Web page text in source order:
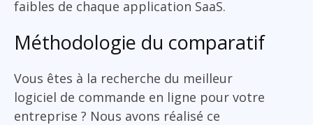
faibles de chaque application SaaS.
Méthodologie du comparatif
Vous êtes à la recherche du meilleur
logiciel de commande en ligne pour votre
entreprise ? Nous avons réalisé ce